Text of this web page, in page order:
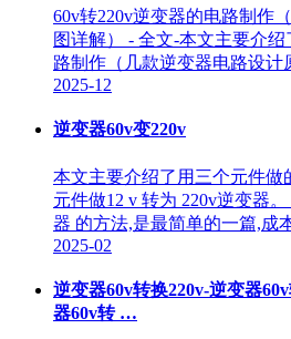
60v转220v逆变器的电路制作
图详解） - 全文-本文主要介
路制作（几款逆变器电路设
2025-12
逆变器60v变220v
本文主要介绍了用三个元件做
元件做12 v 转为 220v逆变器
器 的方法,是最简单的一篇,成
2025-02
逆变器60v转换220v-逆变器
器60v转 …